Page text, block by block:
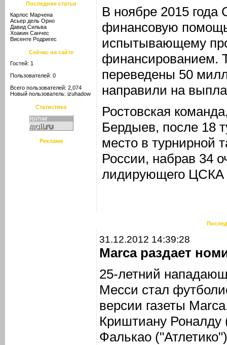
Последние статьи
Карлос Марчена
Асьер дель Орно
Давид Сильва
Хоакин Санчес
Висенте Родригес
Сейчас на сайте
Гостей: 1
Пользователей: 0
Всего пользователей: 2,074
Новый пользователь: izuhadow
Статистика
Реклама
В ноябре 2015
финансовую
испытывающему
финансированием.
переведены 50
направили на
Ростовская
Бердыев, после 18
место в турнирной
России, набрав 34
лидирующего ЦСКА
31.12.2012 14:39:28
Marca раздает
25-летний
Месси стал
версии газеты
Криштиану
Фалькао